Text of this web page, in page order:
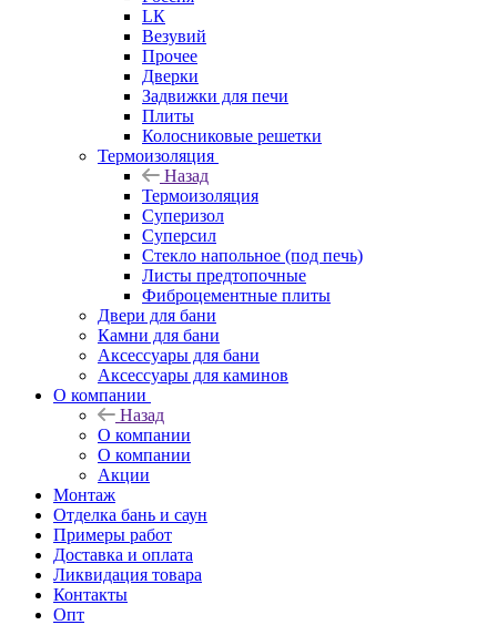
LК
Везувий
Прочее
Дверки
Задвижки для печи
Плиты
Колосниковые решетки
Термоизоляция
Назад
Термоизоляция
Суперизол
Суперсил
Стекло напольное (под печь)
Листы предтопочные
Фиброцементные плиты
Двери для бани
Камни для бани
Аксессуары для бани
Аксессуары для каминов
О компании
Назад
О компании
О компании
Акции
Монтаж
Отделка бань и саун
Примеры работ
Доставка и оплата
Ликвидация товара
Контакты
Опт